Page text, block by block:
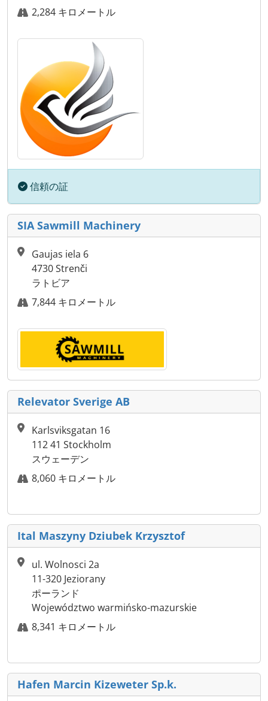
2,284 キロメートル
信頼の証
SIA Sawmill Machinery
Gaujas iela 6
4730 Strenči
ラトビア
7,844 キロメートル
Relevator Sverige AB
Karlsviksgatan 16
112 41 Stockholm
スウェーデン
8,060 キロメートル
Ital Maszyny Dziubek Krzysztof
ul. Wolnosci 2a
11-320 Jeziorany
ポーランド
Województwo warmińsko-mazurskie
8,341 キロメートル
Hafen Marcin Kizeweter Sp.k.